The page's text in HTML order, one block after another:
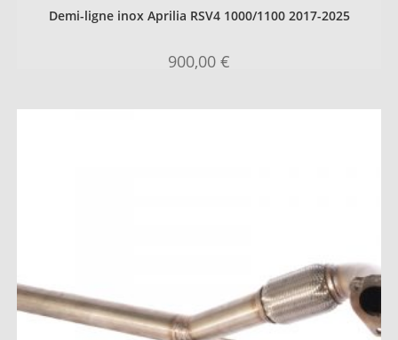
Demi-ligne inox Aprilia RSV4 1000/1100 2017-2025
900,00 €